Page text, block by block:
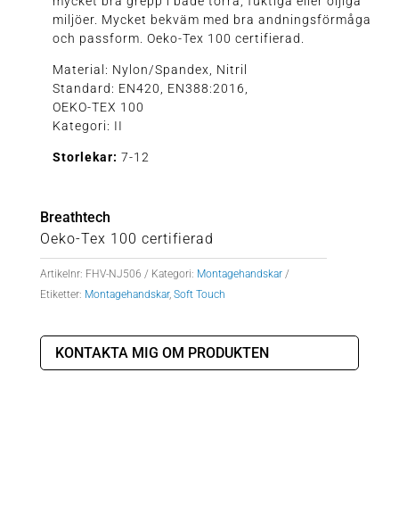
miljöer. Mycket bekväm med bra andningsförmåga
och passform. Oeko-Tex 100 certifierad.
Material: Nylon/Spandex, Nitril
Standard: EN420, EN388:2016,
OEKO-TEX 100
Kategori: II
Storlekar: 7-12
Breathtech
Oeko-Tex 100 certifierad
Artikelnr: FHV-NJ506 Kategori: Montagehandskar
Etiketter: Montagehandskar, Soft Touch
KONTAKTA MIG OM PRODUKTEN